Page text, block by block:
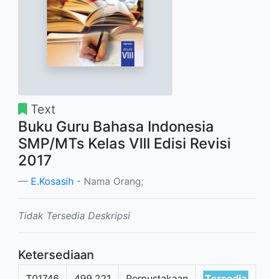
Text
Buku Guru Bahasa Indonesia
SMP/MTs Kelas VIII Edisi Revisi
2017
E.Kosasih - Nama Orang;
Tidak Tersedia Deskripsi
Ketersediaan